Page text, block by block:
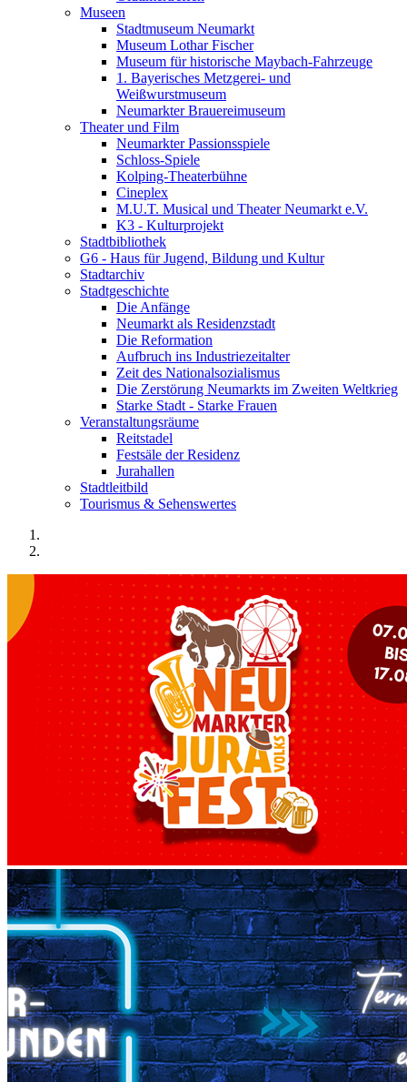
Museen
Stadtmuseum Neumarkt
Museum Lothar Fischer
Museum für historische Maybach-Fahrzeuge
1. Bayerisches Metzgerei- und
Weißwurstmuseum
Neumarkter Brauereimuseum
Theater und Film
Neumarkter Passionsspiele
Schloss-Spiele
Kolping-Theaterbühne
Cineplex
M.U.T. Musical und Theater Neumarkt e.V.
K3 - Kulturprojekt
Stadtbibliothek
G6 - Haus für Jugend, Bildung und Kultur
Stadtarchiv
Stadtgeschichte
Die Anfänge
Neumarkt als Residenzstadt
Die Reformation
Aufbruch ins Industriezeitalter
Zeit des Nationalsozialismus
Die Zerstörung Neumarkts im Zweiten Weltkrieg
Starke Stadt - Starke Frauen
Veranstaltungsräume
Reitstadel
Festsäle der Residenz
Jurahallen
Stadtleitbild
Tourismus & Sehenswertes